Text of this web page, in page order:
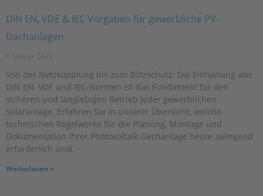
DIN EN, VDE & IEC Vorgaben für gewerbliche PV-
Dachanlagen
6. Januar 2023
Von der Netzkopplung bis zum Blitzschutz: Die Einhaltung von
DIN EN, VDE und IEC-Normen ist das Fundament für den
sicheren und langlebigen Betrieb jeder gewerblichen
Solaranlage. Erfahren Sie in unserer Übersicht, welche
technischen Regelwerke für die Planung, Montage und
Dokumentation Ihrer Photovoltaik-Dachanlage heute zwingend
erforderlich sind.
Weiterlesen »